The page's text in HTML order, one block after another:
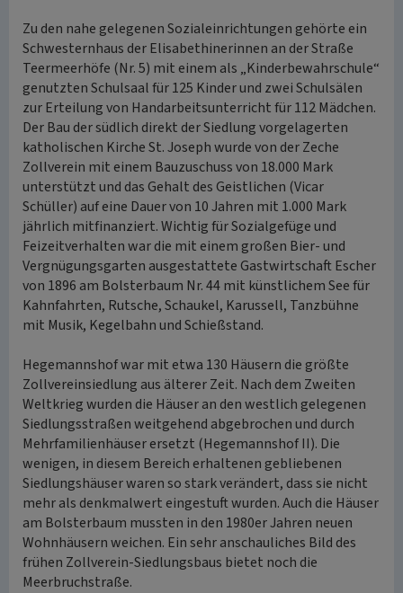
Zu den nahe gelegenen Sozialeinrichtungen gehörte ein
Schwesternhaus der Elisabethinerinnen an der Straße
Teermeerhöfe (Nr. 5) mit einem als „Kinderbewahrschule“
genutzten Schulsaal für 125 Kinder und zwei Schulsälen
zur Erteilung von Handarbeitsunterricht für 112 Mädchen.
Der Bau der südlich direkt der Siedlung vorgelagerten
katholischen Kirche St. Joseph wurde von der Zeche
Zollverein mit einem Bauzuschuss von 18.000 Mark
unterstützt und das Gehalt des Geistlichen (Vicar
Schüller) auf eine Dauer von 10 Jahren mit 1.000 Mark
jährlich mitfinanziert. Wichtig für Sozialgefüge und
Feizeitverhalten war die mit einem großen Bier- und
Vergnügungsgarten ausgestattete Gastwirtschaft Escher
von 1896 am Bolsterbaum Nr. 44 mit künstlichem See für
Kahnfahrten, Rutsche, Schaukel, Karussell, Tanzbühne
mit Musik, Kegelbahn und Schießstand.
Hegemannshof war mit etwa 130 Häusern die größte
Zollvereinsiedlung aus älterer Zeit. Nach dem Zweiten
Weltkrieg wurden die Häuser an den westlich gelegenen
Siedlungsstraßen weitgehend abgebrochen und durch
Mehrfamilienhäuser ersetzt (Hegemannshof II). Die
wenigen, in diesem Bereich erhaltenen gebliebenen
Siedlungshäuser waren so stark verändert, dass sie nicht
mehr als denkmalwert eingestuft wurden. Auch die Häuser
am Bolsterbaum mussten in den 1980er Jahren neuen
Wohnhäusern weichen. Ein sehr anschauliches Bild des
frühen Zollverein-Siedlungsbaus bietet noch die
Meerbruchstraße.